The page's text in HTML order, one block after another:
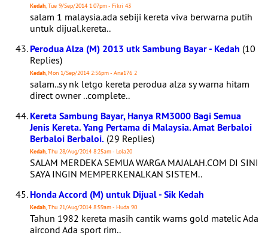
Kedah, Tue 9/Sep/2014 1:07pm - Fikri 43
salam 1 malaysia.ada sebiji kereta viva berwarna putih
untuk dijual.kereta..
Perodua Alza (M) 2013 utk Sambung Bayar - Kedah (10
Replies)
Kedah, Mon 1/Sep/2014 2:56pm - Ana176 2
salam..sy nk letgo kereta perodua alza sy warna hitam
direct owner ..complete..
Kereta Sambung Bayar, Hanya RM3000 Bagi Semua
Jenis Kereta. Yang Pertama di Malaysia. Amat Berbaloi
Berbaloi Berbaloi. (29 Replies)
Kedah, Thu 28/Aug/2014 8:25am - Lola20
SALAM MERDEKA SEMUA WARGA MAJALAH.COM DI SINI
SAYA INGIN MEMPERKENALKAN SISTEM..
Honda Accord (M) untuk Dijual - Sik Kedah
Kedah, Thu 21/Aug/2014 8:59am - Huda 90
Tahun 1982 kereta masih cantik warns gold matelic Ada
aircond Ada sport rim..